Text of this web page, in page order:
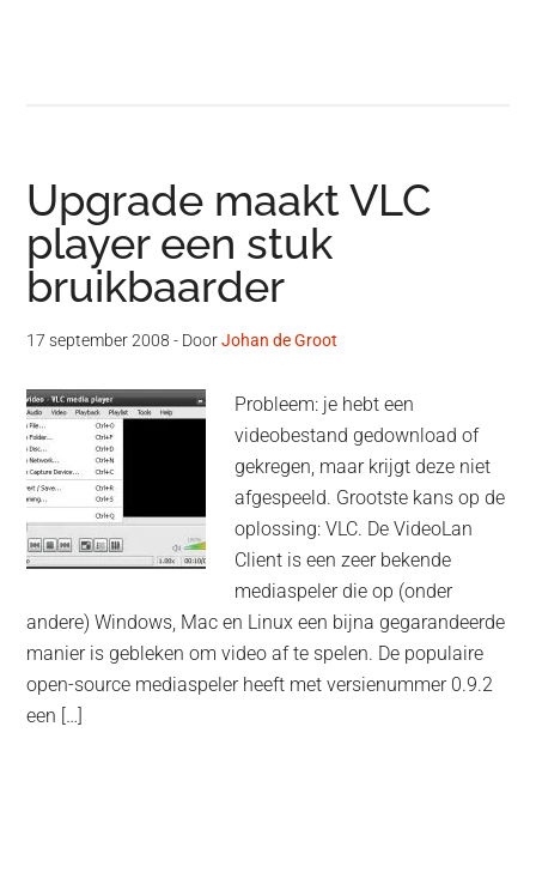
Upgrade maakt VLC
player een stuk
bruikbaarder
17 september 2008 - DoorJohan de Groot
Probleem: je hebt een
videobestand gedownload of
gekregen, maar krijgt deze niet
afgespeeld. Grootste kans op de
oplossing: VLC. De VideoLan
Client is een zeer bekende
mediaspeler die op (onder
andere) Windows, Mac en Linux een bijna gegarandeerde
manier is gebleken om video af te spelen. De populaire
open-source mediaspeler heeft met versienummer 0.9.2
een […]